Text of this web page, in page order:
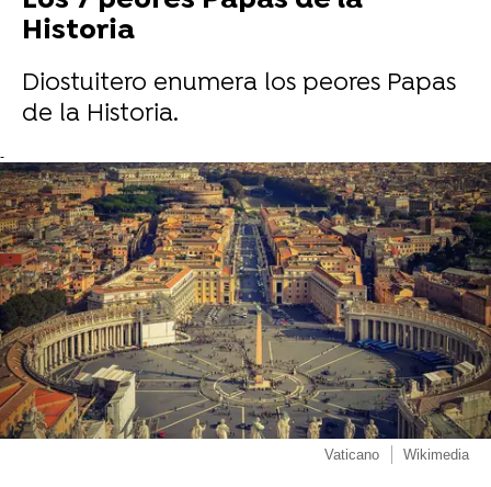
Historia
Diostuitero enumera los peores Papas
de la Historia.
-
Vaticano Wikimedia